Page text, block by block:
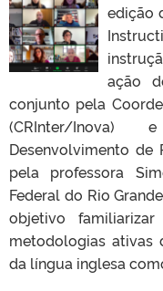
edição
ação
conjunto pela
(CRInter/
Desenvolvimento de
pela professora
Federal do Rio
objetivo
metodologias ativas
da língua inglesa